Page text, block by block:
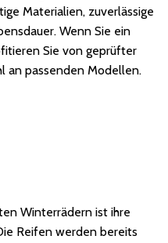
Materialien, zuverlässige
Wenn Sie ein
Sie von geprüfter
an passenden Modellen.
Winterrädern ist ihre
Reifen werden bereits